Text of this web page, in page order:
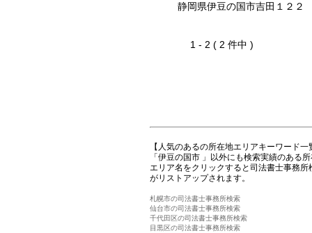
静岡県伊豆の国市吉田１２２
1 - 2 ( 2 件中 )
【人気のあるの所在地エリアキーワード一
「伊豆の国市 」以外にも検索実績のある
エリア名をクリックすると司法書士事務
がリストアップされます。
札幌市の司法書士事務所検索
仙台市の司法書士事務所検索
千代田区の司法書士事務所検索
目黒区の司法書士事務所検索